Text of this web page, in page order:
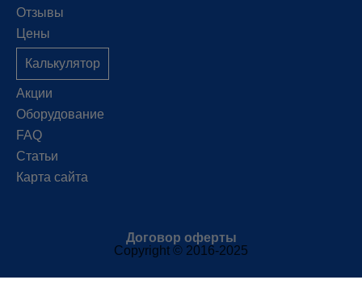
Отзывы
Цены
Калькулятор
Акции
Оборудование
FAQ
Статьи
Карта сайта
Договор оферты
Copyright © 2016-2025